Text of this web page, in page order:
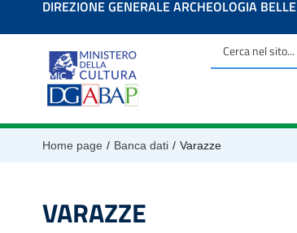
contenutoDIREZIONE GENERALE ARCHEOLOGIA
Home page / Banca dati / Varazze
VARAZZE